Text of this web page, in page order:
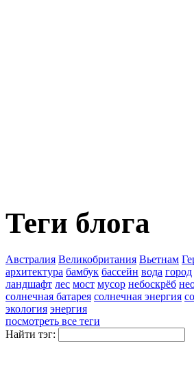
Теги блога
Австралия Великобритания Вьетнам
архитектура бамбук бассейн вода город
ландшафт лес мост мусор небоскрёб
солнечная батарея солнечная энергия
экология энергия
посмотреть все теги
Найти тэг: